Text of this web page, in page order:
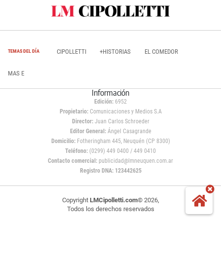
TEMAS DEL DÍA CIPOLLETTI +HISTORIAS EL COMEDOR
MAS E
Información
Edición: 6952
Propietario:Comunicaciones y Medios S.A
Director: Juan Carlos Schroeder
Editor General:Ángel Casagrande
Domicilio:Fotheringham 445, Neuquén (CP 8300)
Teléfono: (0299) 449 0400 / 449 0410
Contacto comercial: publicidad@lmneuquen.com.ar
Registro DNA: 123442625
Copyright LMCipolletti.com© 2026,
Todos los derechos reservados